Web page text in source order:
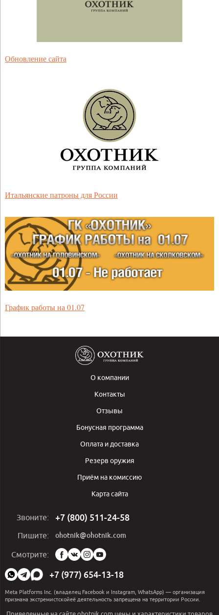
Обновление сайта
Итальянские патроны для России
График работы на 01.07
О компании
Контакты
Отзывы
Бонусная программа
Оплата и доставка
Резерв оружия
Приём на комиссию
Карта сайта
Звоните: +7 (800) 511-24-58
Пишите: ohotnik@ohotnik.com
Смотрите:
Мы
в
социальных
сетях:
+7 (977) 654-13-18
Meta Platforms Inc. (владелец Facebook и Instagram, WhatsApp) — организация
признана экстремистскойеё деятельность запрещена на территории России.